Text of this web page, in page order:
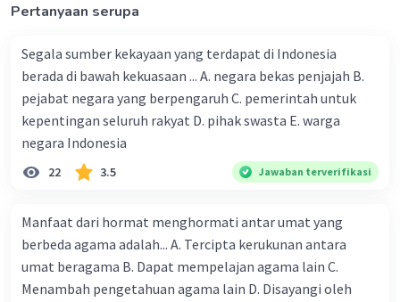
Pertanyaan serupa
Segala sumber kekayaan yang terdapat di Indonesia
berada di bawah kekuasaan ... A. negara bekas penjajah B.
pejabat negara yang berpengaruh C. pemerintah untuk
kepentingan seluruh rakyat D. pihak swasta E. warga
negara Indonesia
22 3.5 Jawaban terverifikasi
Manfaat dari hormat menghormati antar umat yang
berbeda agama adalah... A. Tercipta kerukunan antara
umat beragama B. Dapat mempelajan agama lain C.
Menambah pengetahuan agama lain D. Disayangi oleh